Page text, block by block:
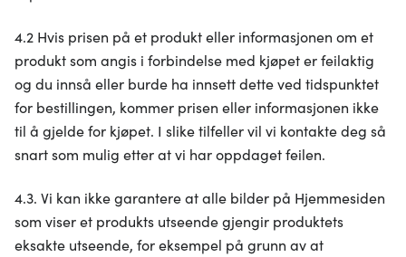
4.2 Hvis prisen på et produkt eller informasjonen om et
produkt som angis i forbindelse med kjøpet er feilaktig
og du innså eller burde ha innsett dette ved tidspunktet
for bestillingen, kommer prisen eller informasjonen ikke
til å gjelde for kjøpet. I slike tilfeller vil vi kontakte deg så
snart som mulig etter at vi har oppdaget feilen.
4.3. Vi kan ikke garantere at alle bilder på Hjemmesiden
som viser et produkts utseende gjengir produktets
eksakte utseende, for eksempel på grunn av at